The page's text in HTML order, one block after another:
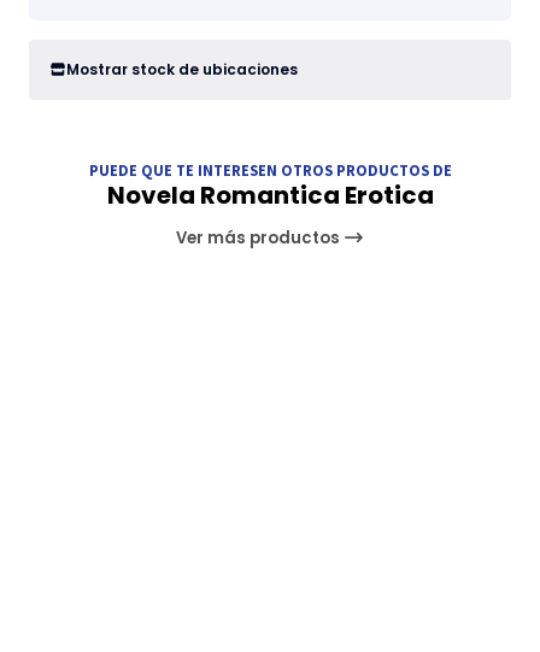
Mostrar stock de ubicaciones
PUEDE QUE TE INTERESEN OTROS PRODUCTOS DE
Novela Romantica Erotica
Ver más productos